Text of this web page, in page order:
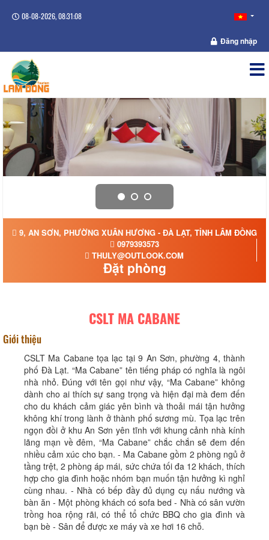
08-08-2026, 08:31:08
Đăng nhập
9, AN SƠN, PHƯỜNG XUÂN HƯƠNG - ĐÀ LẠT, TỈNH LÂM ĐỒNG
0979393573
THULY@OUTLOOK.COM
Đặt phòng
CSLT MA CABANE
Giới thiệu
CSLT Ma Cabane tọa lạc tại 9 An Sơn, phường 4, thành
phố Đà Lạt. “Ma Cabane” tên tiếng pháp có nghĩa là ngôi
nhà nhỏ. Đúng với tên gọi như vậy, “Ma Cabane” không
dành cho ai thích sự sang trọng và hiện đại mà đem đến
cho du khách cảm giác yên bình và thoải mái tận hưởng
không khí trong lành ở thành phố sương mù. Tọa lạc trên
ngọn đồi ở khu An Sơn yên tĩnh với khung cảnh nhà kính
lãng mạn về đêm, “Ma Cabane” chắc chắn sẽ đem đến
nhiều cảm xúc cho bạn. - Ma Cabane gồm 2 phòng ngủ ở
tầng trệt, 2 phòng áp mái, sức chứa tối đa 12 khách, thích
hợp cho gia đình hoặc nhóm bạn muốn tận hưởng kì nghỉ
cùng nhau. - Nhà có bếp đầy đủ dụng cụ nấu nướng và
bàn ăn - Một phòng khách có sofa bed - Nhà có sân vườn
trồng hoa rộng rãi, có thể tổ chức BBQ cho gia đình và
bạn bè - Sân để được xe máy và xe hơi 16 chỗ.